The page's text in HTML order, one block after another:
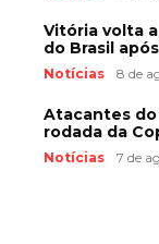
Vitória volta
do Brasil
Notícias 8 de
Atacantes
rodada da
Notícias 7 de